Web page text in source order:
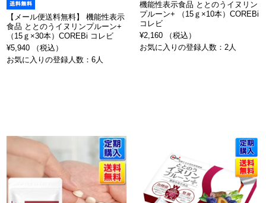
【メール便送料無料】 機能性表示
食品 ととのうイヌリンプルーン+
（15ｇ×30本）COREBi コレビ
¥5,940 （税込）
お気に入りの登録人数：6人
機能性表示食品 ととのうイヌリン
プルーン+ （15ｇ×10本）COREBi
コレビ
¥2,160 （税込）
お気に入りの登録人数：2人